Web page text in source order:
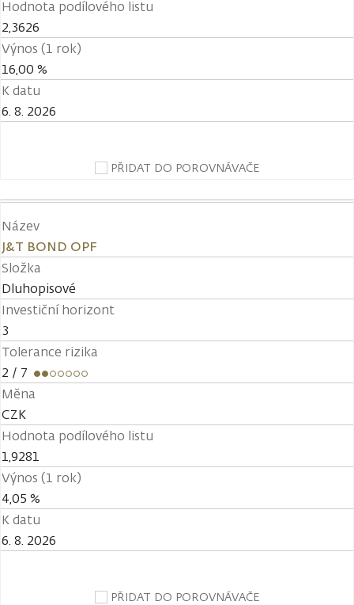
Hodnota podílového listu
2,3626
Výnos (1 rok)
16,00 %
K datu
6. 8. 2026
PŘIDAT DO POROVNÁVAČE
Název
J&T BOND OPF
Složka
Dluhopisové
Investiční horizont
3
Tolerance rizika
2 / 7
Měna
CZK
Hodnota podílového listu
1,9281
Výnos (1 rok)
4,05 %
K datu
6. 8. 2026
PŘIDAT DO POROVNÁVAČE